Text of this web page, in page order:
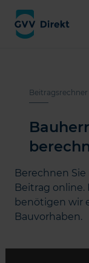
Beitragsrechner
Berechnen
Beitrag online.
benötigen wir
Bauvorhaben.